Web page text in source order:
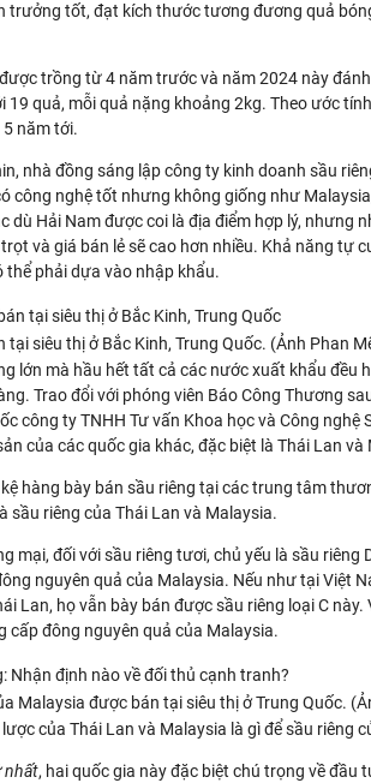
trưởng tốt, đạt kích thước tương đương quả
trồng từ 4 năm trước và năm 2024 này
19 quả, mỗi quả nặng khoảng 2kg. Theo ước
năm tới.
nhà đồng sáng lập công ty kinh doanh sầu
công nghệ tốt nhưng không giống như
dù Hải Nam được coi là địa điểm hợp lý, nhưng
và giá bán lẻ sẽ cao hơn nhiều. Khả năng tự
thể phải dựa vào nhập khẩu.
tại siêu thị ở Bắc Kinh, Trung Quốc. (Ảnh Phan
lớn mà hầu hết tất cả các nước xuất khẩu đều
Trao đổi với phóng viên Báo Công Thương
công ty TNHH Tư vấn Khoa học và Công
của các quốc gia khác, đặc biệt là Thái Lan và
hàng bày bán sầu riêng tại các trung tâm
sầu riêng của Thái Lan và Malaysia.
mại, đối với sầu riêng tươi, chủ yếu là sầu riêng
nguyên quả của Malaysia. Nếu như tại Việt
Lan, họ vẫn bày bán được sầu riêng loại C
cấp đông nguyên quả của Malaysia.
Malaysia được bán tại siêu thị ở Trung Quốc.
của Thái Lan và Malaysia là gì để sầu
nhất, hai quốc gia này đặc biệt chú trọng về đầu